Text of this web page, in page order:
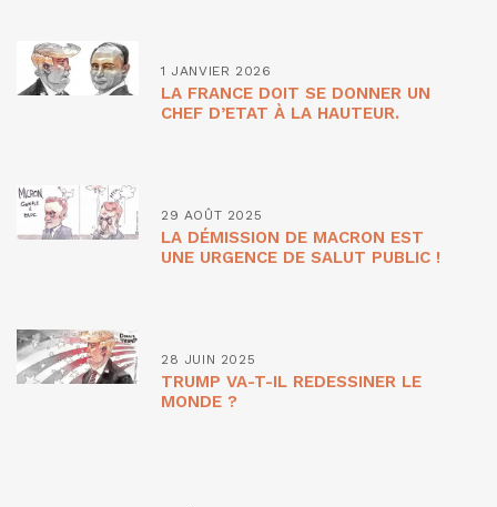
1 JANVIER 2026
LA FRANCE DOIT SE DONNER UN
CHEF D’ETAT À LA HAUTEUR.
29 AOÛT 2025
LA DÉMISSION DE MACRON EST
UNE URGENCE DE SALUT PUBLIC !
28 JUIN 2025
TRUMP VA-T-IL REDESSINER LE
MONDE ?